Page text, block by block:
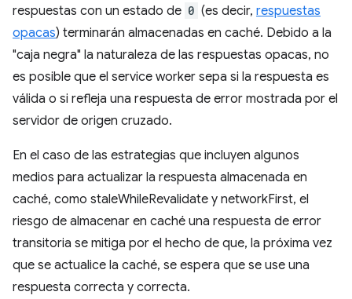
respuestas con un estado de 0 (es decir, respuestas
opacas) terminarán almacenadas en caché. Debido a la
"caja negra" la naturaleza de las respuestas opacas, no
es posible que el service worker sepa si la respuesta es
válida o si refleja una respuesta de error mostrada por el
servidor de origen cruzado.
En el caso de las estrategias que incluyen algunos
medios para actualizar la respuesta almacenada en
caché, como staleWhileRevalidate y networkFirst, el
riesgo de almacenar en caché una respuesta de error
transitoria se mitiga por el hecho de que, la próxima vez
que se actualice la caché, se espera que se use una
respuesta correcta y correcta.